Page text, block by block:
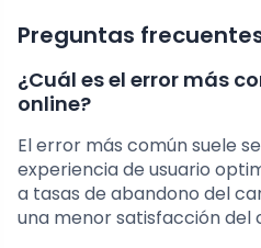
Preguntas
¿Cuál es el error más
online?
El error más común suele
experiencia de usuario
a tasas de abandono del
una menor satisfacción del